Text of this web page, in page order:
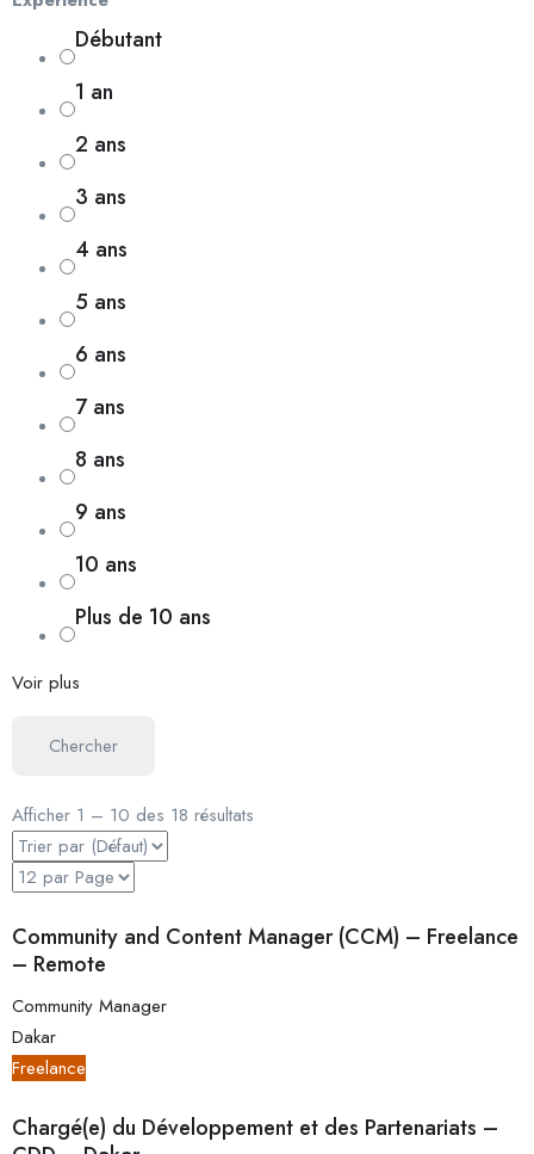
Débutant
1 an
2 ans
3 ans
4 ans
5 ans
6 ans
7 ans
8 ans
9 ans
10 ans
Plus de 10 ans
Voir plus
Chercher
Afficher 1 – 10 des 18 résultats
Community and Content Manager (CCM) – Freelance
– Remote
Community Manager
Dakar
Freelance
Chargé(e) du Développement et des Partenariats –